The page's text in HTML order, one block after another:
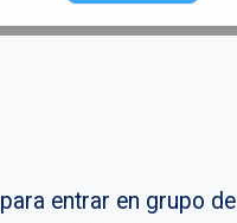
para entrar en grupo de